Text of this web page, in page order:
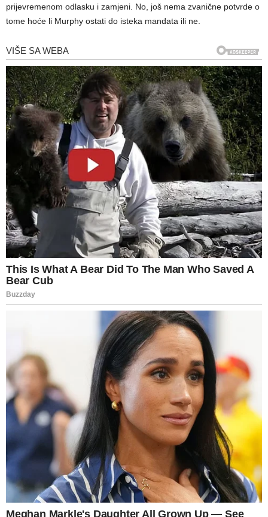
prijevremenom odlasku i zamjeni. No, još nema zvanične potvrde o
tome hoće li Murphy ostati do isteka mandata ili ne.